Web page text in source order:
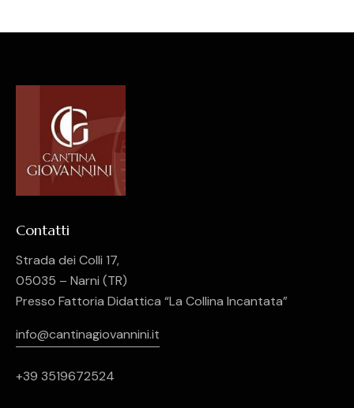
Contatti
Strada dei Colli 17,
05035 – Narni (TR)
Presso Fattoria Didattica “La Collina Incantata”
info@cantinagiovannini.it
+39 3519672524